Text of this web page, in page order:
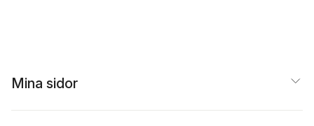
Mina sidor